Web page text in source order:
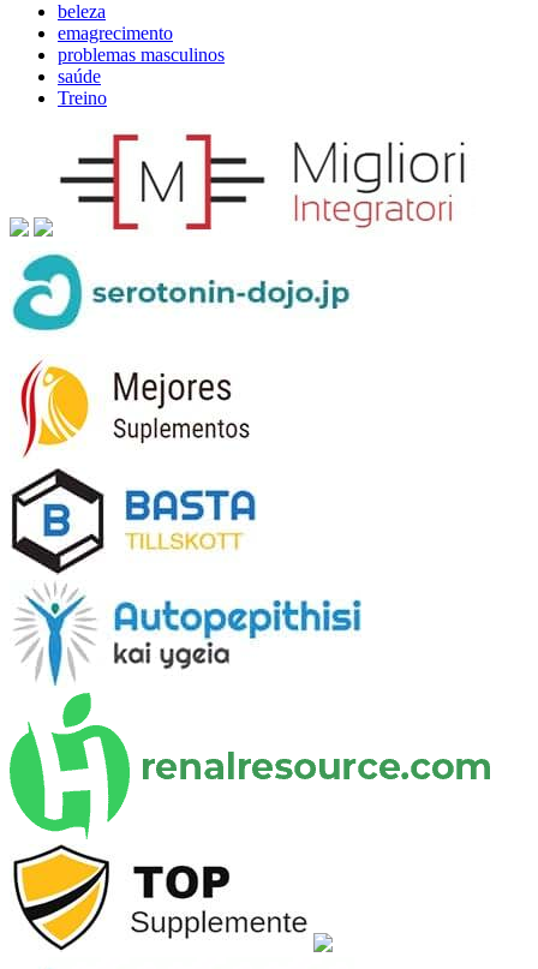
beleza
emagrecimento
problemas masculinos
saúde
Treino